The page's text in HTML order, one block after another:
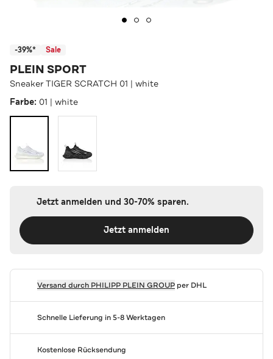
-39%* Sale
PLEIN SPORT
Sneaker TIGER SCRATCH 01 | white
Farbe: 01 | white
Jetzt anmelden und 30-70% sparen.
Jetzt anmelden
Versand durch PHILIPP PLEIN GROUPper DHL
Schnelle Lieferung in 5-8 Werktagen
Kostenlose Rücksendung